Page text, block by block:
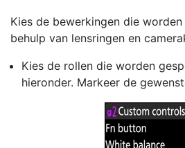
Kies de bewerkingen die
behulp van lensringen en
Kies de rollen die worden
hieronder. Markeer de